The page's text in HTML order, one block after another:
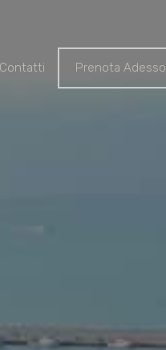
Contatti Prenota Adesso